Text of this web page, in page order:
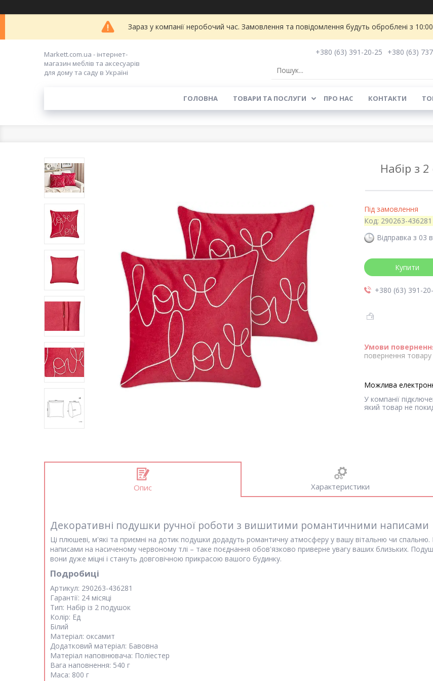
Зараз у компанії неробочий час. Замовлення та повідомлення будуть оброблені з
Markett.com.ua - інтернет-
магазин меблів та аксесуарів
для дому та саду в Україні
+380 (63) 391-20-25
+380 (63)
ГОЛОВНА ТОВАРИ ТА ПОСЛУГИ ПРО НАС КОНТАКТИ
Набір з
Під замовлення
Код: 290263-436281
Відправка з 03
Купити
+380 (63) 391-
повернення
У компанії
який товар не
Опис Характеристики
Декоративні подушки ручної роботи з вишитими романтичними написами
Ці плюшеві, м'які та приємні на дотик подушки додадуть романтичну атмосферу у вашу вітальню чи
написами на насиченому червоному тлі – таке поєднання обов'язково приверне увагу ваших близьких.
вони дуже міцні і стануть довговічною прикрасою вашого будинку.
Подробиці
Артикул: 290263-436281
Гарантії: 24 місяці
Тип: Набір із 2 подушок
Колір: Ед
Білий
Матеріал: оксамит
Додатковий матеріал: Бавовна
Матеріал наповнювача: Поліестер
Вага наповнення: 540 г
Маса: 800 г